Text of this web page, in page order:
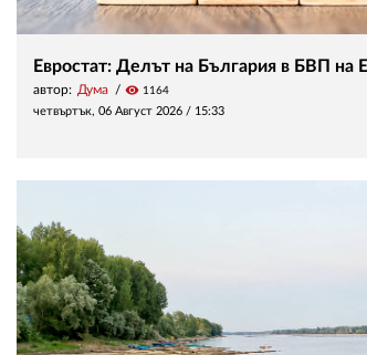
Евростат: Делът на България в БВП на
автор: Дума visibility 1164
четвъртък, 06 Август 2026 / 15:33